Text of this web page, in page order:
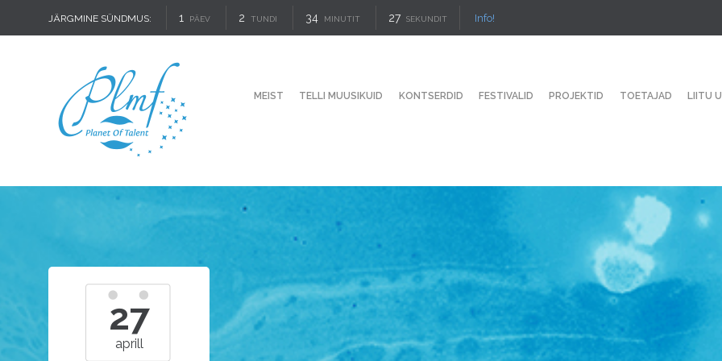
JÄRGMINE SÜNDMUS: 1 PÄEV 2 TUNDI 34 MINUTIT 26 SEKUNDIT Info!
MEIST TELLI MUUSIKUID KONTSERDID FESTIVALID PROJEKTID TOETAJAD LIITU
27
aprill